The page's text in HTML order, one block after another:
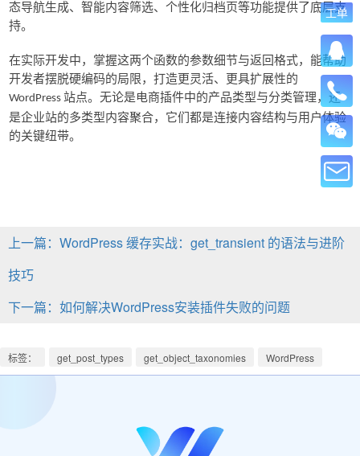
态导航生成、智能内容筛选、个性化归档页等功能提供了底层支
持。
在实际开发中，掌握这两个函数的参数细节与返回格式，能帮助
开发者摆脱硬编码的局限，打造更灵活、更具扩展性的
WordPress 站点。无论是电商插件中的产品类型与分类管理，还
是企业站的多类型内容聚合，它们都是连接内容结构与用户体验
的关键纽带。
上一篇：WordPress 缓存实战：get_transient 的语法与进阶
技巧
下一篇：如何解决WordPress安装插件失败的问题
标签： get_post_types get_object_taxonomies WordPress
工单